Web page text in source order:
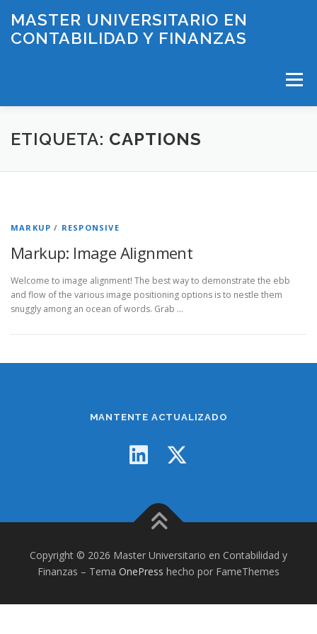
contenido
MASTER UNIVERSITARIO EN
CONTABILIDAD Y FINANZAS
Menú
INICIO PLAN DE ESTUDIOS
ETIQUETA: CAPTIONS
MARKUP / RESPONSIVE
Markup: Image Alignment
Welcome to image alignment! The best way to demonstrate the ebb
and flow of the various image positioning options is to nestle them
snuggly among an ocean of words. Grab …
MANTENTE ACTUALIZADO
Copyright © 2026 Master Universitario en Contabilidad y
Finanzas – Tema OnePress hecho por FameThemes